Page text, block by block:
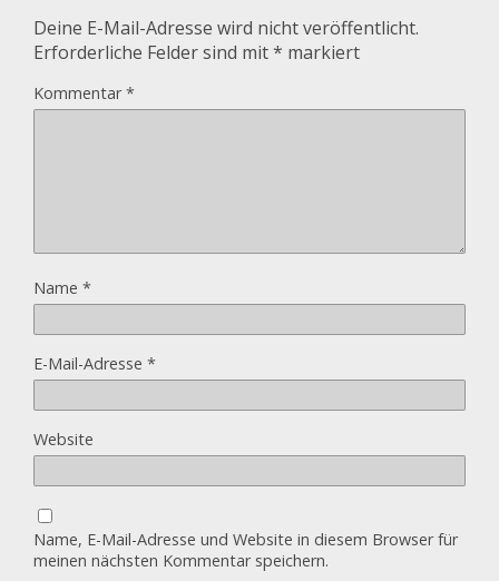
Deine E-Mail-Adresse wird nicht veröffentlicht.
Erforderliche Felder sind mit* markiert
Kommentar*
Name *
E-Mail-Adresse *
Website
Name, E-Mail-Adresse und Website in diesem Browser für
meinen nächsten Kommentar speichern.